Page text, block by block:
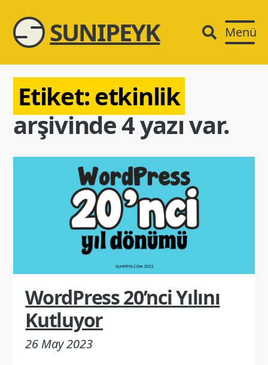
SUNIPEYK Menü
Etiket:etkinlik
arşivinde 4 yazı var.
WordPress 20’nci Yılını
Kutluyor
26 May 2023